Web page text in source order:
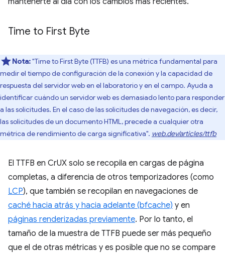
Time to First Byte
Nota:"Time to First Byte (TTFB) es una métrica fundamental para
medir el tiempo de configuración de la conexión y la capacidad de
respuesta del servidor web en el laboratorio y en el campo. Ayuda a
identificar cuándo un servidor web es demasiado lento para responder
a las solicitudes. En el caso de las solicitudes de navegación, es decir,
las solicitudes de un documento HTML, precede a cualquier otra
métrica de rendimiento de carga significativa". web.dev/articles/ttfb
El TTFB en CrUX solo se recopila en cargas de página
completas, a diferencia de otros temporizadores (como
LCP), que también se recopilan en navegaciones de
caché hacia atrás y hacia adelante (bfcache) y en
páginas renderizadas previamente. Por lo tanto, el
tamaño de la muestra de TTFB puede ser más pequeño
que el de otras métricas y es posible que no se compare